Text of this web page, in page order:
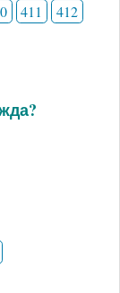
411
412